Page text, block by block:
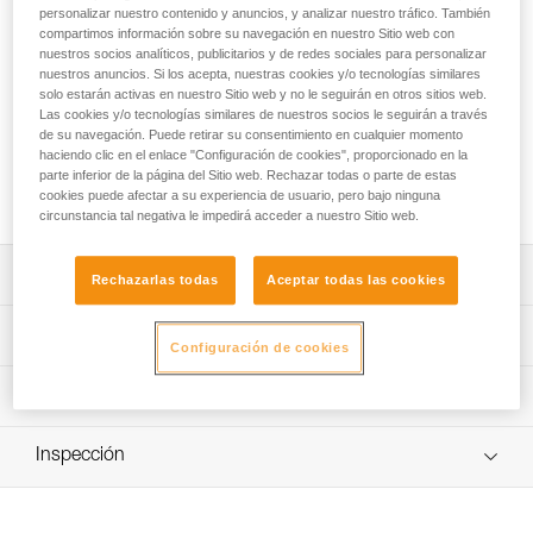
saca de transporte TRANSPORT 30 es confortable y
robusta. El respaldo y los tirantes, de espuma termoformada,
aportan un confort óptimo al usuario, incluso durante el
transporte de cargas pesadas. Su construcción con lona de
TPU de alta resistencia permite una utilización intensiva, sin
temer a un desgaste prematuro. Su diseño hace que sea
una saca práctica, autoportante, que también se puede,
llevada en la mano gracias a las tres asas robustas, izar y
colgar en el lugar de trabajo en posición abierta.
Descripción
Confort óptimo:
- Respaldo y tirantes, de espuma termoformada, que
aportan un confort óptimo al usuario durante el transporte,
- Lona de TPU (sin PVC) de alta resistencia para una
Peso: 1300 g
Carga máxima: 50 kg
FAQ
Inspección
personalizar nuestro contenido y anuncios, y analizar nuestro tráfico. También
compartimos información sobre su navegación en nuestro Sitio web con
nuestros socios analíticos, publicitarios y de redes sociales para personalizar
nuestros anuncios. Si los acepta, nuestras cookies y/o tecnologías similares
solo estarán activas en nuestro Sitio web y no le seguirán en otros sitios web.
Las cookies y/o tecnologías similares de nuestros socios le seguirán a través
de su navegación. Puede retirar su consentimiento en cualquier momento
haciendo clic en el enlace "Configuración de cookies", proporcionado en la
parte inferior de la página del Sitio web. Rechazar todas o parte de estas
cookies puede afectar a su experiencia de usuario, pero bajo ninguna
circunstancia tal negativa le impedirá acceder a nuestro Sitio web.
Rechazarlas todas Aceptar todas las cookies
Configuración de cookies